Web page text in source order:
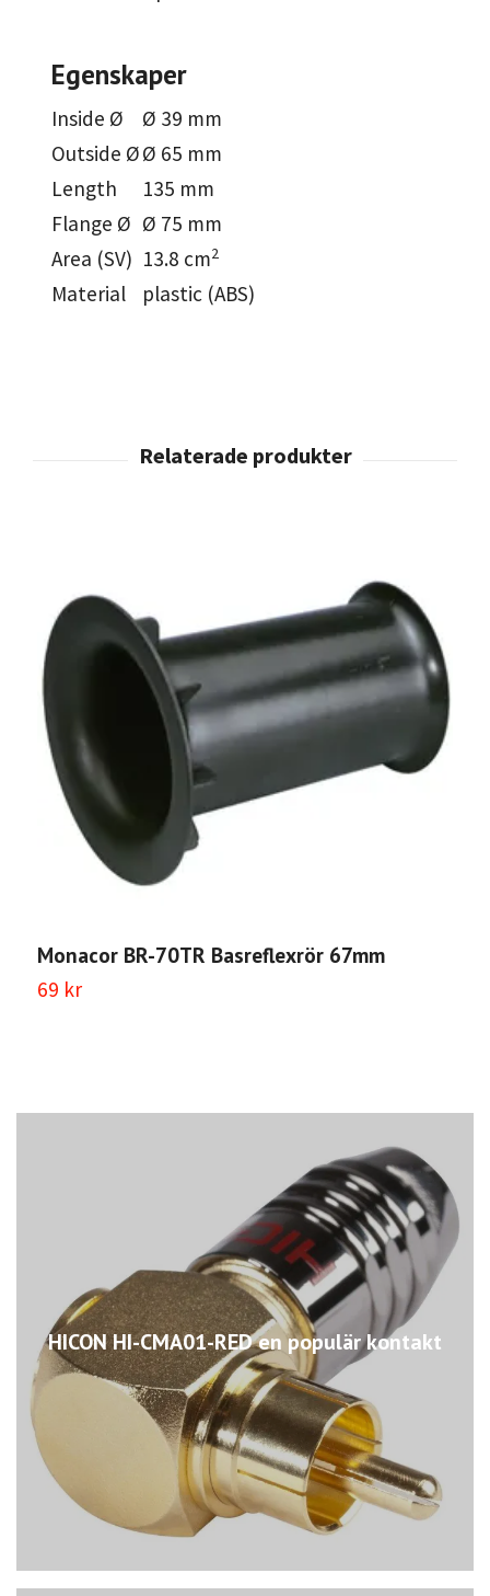
HICON HI-CMA01-RED en populär kontakt
Egenskaper
Inside Ø
Ø 39 mm
Outside ØØ 65 mm
Length
135 mm
Flange Ø Ø 75 mm
Area (SV) 13.8 cm2
Material plastic (ABS)
Monacor BR-70TR Basreflexrör 67mm
69 kr